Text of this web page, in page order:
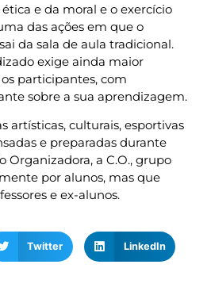
e da moral e o exercício
das ações em que o
da sala de aula tradicional.
exige ainda maior
participantes, com
sobre a sua aprendizagem.
artísticas, culturais, esportivas
e preparadas durante
Organizadora, a C.O., grupo
por alunos, mas que
e ex-alunos.
Twitter LinkedIn